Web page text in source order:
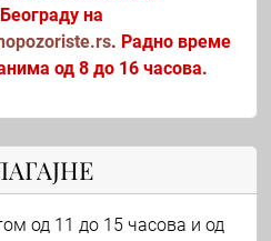
на
. Радно време
од 8 до 16 часова.
од 11 до 15 часова и од